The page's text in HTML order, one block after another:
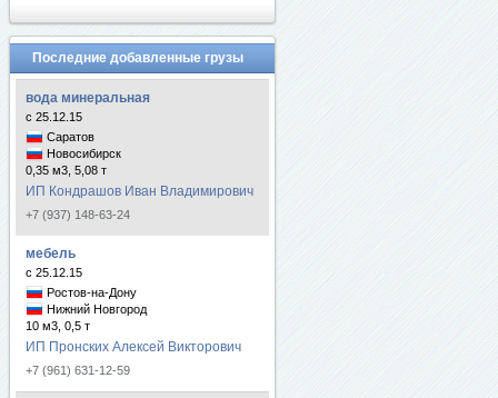
Последние добавленные грузы
вода минеральная
с 25.12.15
Саратов
Новосибирск
0,35 м3, 5,08 т
ИП Кондрашов Иван Владимирович
+7 (937) 148-63-24
мебель
с 25.12.15
Ростов-на-Дону
Нижний Новгород
10 м3, 0,5 т
ИП Пронских Алексей Викторович
+7 (961) 631-12-59